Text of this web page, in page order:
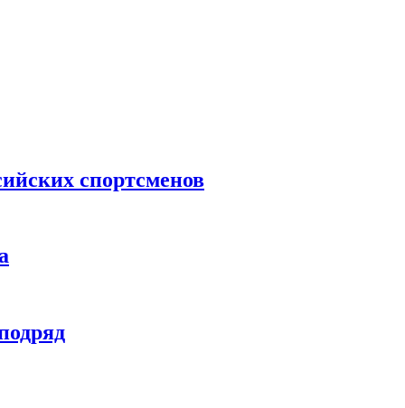
спортсменов